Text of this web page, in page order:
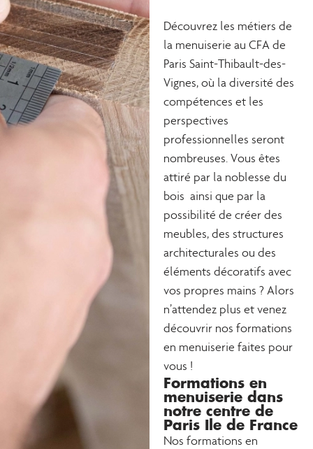
Découvrez les métiers de
la menuiserie au CFA de
Paris Saint-Thibault-des-
Vignes, où la diversité des
compétences et les
perspectives
professionnelles seront
nombreuses. Vous êtes
attiré par la noblesse du
bois ainsi que par la
possibilité de créer des
meubles, des structures
architecturales ou des
éléments décoratifs avec
vos propres mains ? Alors
n’attendez plus et venez
découvrir nos formations
en menuiserie faites pour
vous !
Formations en
menuiserie dans
notre centre de
Paris Ile de France
Nos formations en